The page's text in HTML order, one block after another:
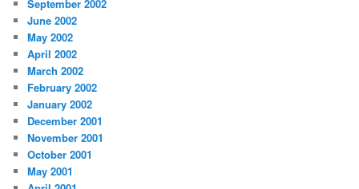
September 2002
June 2002
May 2002
April 2002
March 2002
February 2002
January 2002
December 2001
November 2001
October 2001
May 2001